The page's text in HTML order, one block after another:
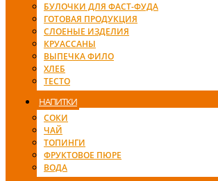
БУЛОЧКИ ДЛЯ ФАСТ-ФУДА
ГОТОВАЯ ПРОДУКЦИЯ
СЛОЕНЫЕ ИЗДЕЛИЯ
КРУАССАНЫ
ВЫПЕЧКА ФИЛО
ХЛЕБ
ТЕСТО
НАПИТКИ
СОКИ
ЧАЙ
ТОПИНГИ
ФРУКТОВОЕ ПЮРЕ
ВОДА